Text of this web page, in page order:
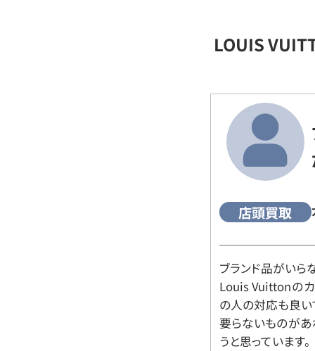
LOUIS
店頭買取
ブランド品がいら
Louis Vuittonの
の人の対応も良い
要らないものがあ
うと思っています。